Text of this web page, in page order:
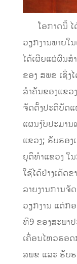
ໂອກາດນີ້ ໄ
ວຽກງານພາຍໃ
ໄດ້ເຜີຍແຜ່ຜົນ
ຂອງ ສພຂ ເຊິ່ງ
ສຳຄັນຂອງແຂວ
ຈັດຕັ້ງປະຕິບັດ
ແຜນງົບປະມານ
ແຂວງ; ຮັບຮອງ
ຍຸຕິທຳແຂວງ ໃ
ໃຊ້ໄດ້ຢ່າງເດັດ
ລາຍງານການຈັ
ວຽກງານ ແຕ່ກ
ທີ9 ຂອງສະພາ
ເຄື່ອນໄຫວຮອ
ສພຂ ແລະ ຮັບຮ